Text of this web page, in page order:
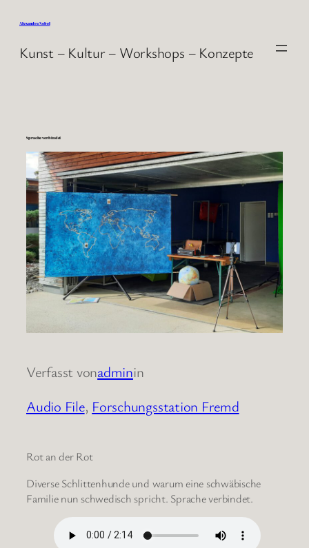
zum
wechseln
Alexandra Nebel
Kunst – Kultur – Workshops – Konzepte
Sprache verbindet
Verfasst vonadminin
Audio File, Forschungsstation Fremd
Rot an der Rot
Diverse Schlittenhunde und warum eine schwäbische
Familie nun schwedisch spricht. Sprache verbindet.